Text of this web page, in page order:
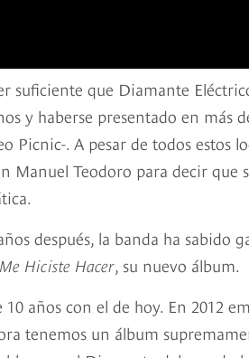
suficiente que Diamante
y haberse presentado en más
Picnic-. A pesar de todos estos
Manuel Teodoro para decir que
después, la banda ha sabido
Hiciste Hacer, su nuevo álbum.
años con el de hoy. En 2012
tenemos un álbum